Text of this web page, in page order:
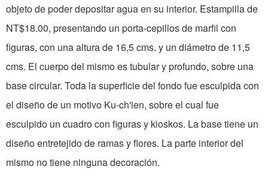
objeto de poder depositar agua en su interior. Estampilla de
NT$18.00, presentando un porta-cepillos de marfil con
figuras, con una altura de 16,5 cms. y un diámetro de 11,5
cms. El cuerpo del mismo es tubular y profundo, sobre una
base circular. Toda la superficie del fondo fue esculpida con
el diseño de un motivo Ku-ch'ien, sobre el cual fue
esculpido un cuadro con figuras y kioskos. La base tiene un
diseño entretejido de ramas y flores. La parte interior del
mismo no tiene ninguna decoración.